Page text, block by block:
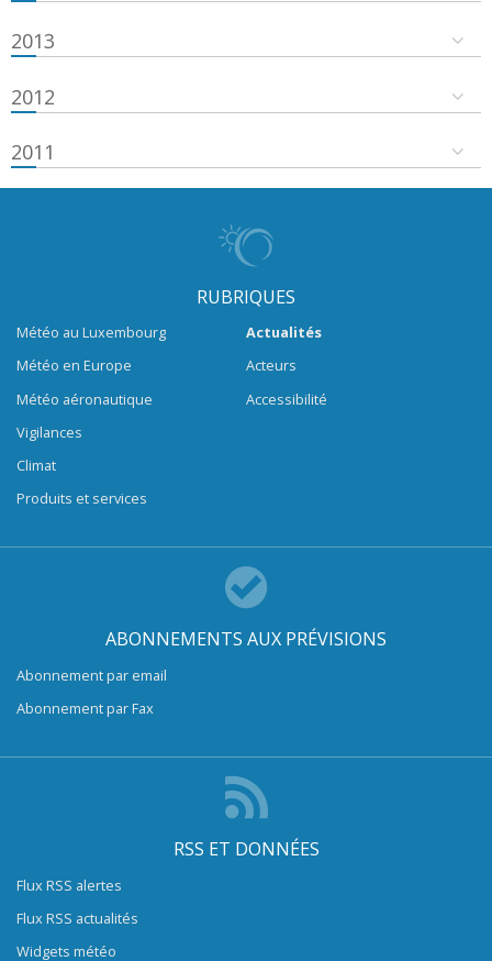
2013
2012
2011
RUBRIQUES
Météo au Luxembourg
Météo en Europe
Météo aéronautique
Vigilances
Climat
Produits et services
Actualités
Acteurs
Accessibilité
ABONNEMENTS AUX PRÉVISIONS
Abonnement par email
Abonnement par Fax
RSS ET DONNÉES
Flux RSS alertes
Flux RSS actualités
Widgets météo